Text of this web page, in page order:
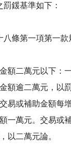
鍰基準如下：
八條第一項第一款
額二萬元以下：一
額逾二萬元，以
易或補助金額每
一萬元。交易或
以二萬元論。